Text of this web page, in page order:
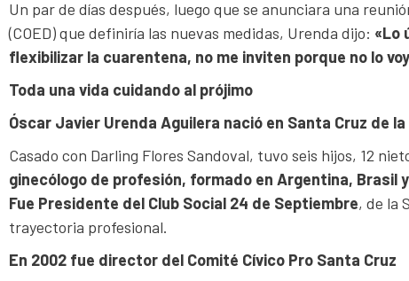
Un par de días después, luego que se anunciara una
(COED) que definiría las nuevas medidas, Urenda dijo: «Lo
flexibilizar la cuarentena, no me inviten porque no lo
Toda una vida cuidando al prójimo
Óscar Javier Urenda Aguilera nació en Santa Cruz de
Casado con Darling Flores Sandoval, tuvo seis hijos, 12
ginecólogo de profesión, formado en Argentina, Brasil
Fue Presidente del Club Social 24 de Septiembre, de la
trayectoria profesional.
En 2002 fue director del Comité Cívico Pro Santa Cruz